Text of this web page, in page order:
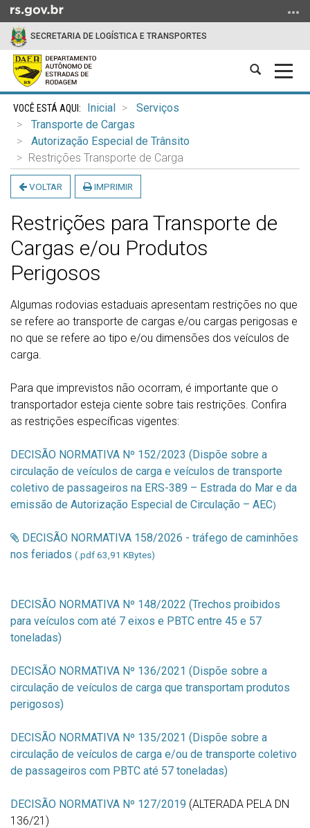
para
conteúdo
para
menu
para
busca
SECRETARIA DE LOGÍSTICA E TRANSPORTES
Abrir
Início
conteúdo
Inicial
Serviços
Transporte de Cargas
Autorização Especial de Trânsito
Restrições Transporte de Carga
VOLTAR IMPRIMIR
Restrições para Transporte de
Cargas e/ou Produtos
Perigosos
Algumas rodovias estaduais apresentam restrições no que
se refere ao transporte de cargas e/ou cargas perigosas e
no que se refere ao tipo e/ou dimensões dos veículos de
carga.
Para que imprevistos não ocorram, é importante que o
transportador esteja ciente sobre tais restrições. Confira
as restrições específicas vigentes:
DECISÃO NORMATIVA Nº 152/2023 (Dispõe sobre a
circulação de veículos de carga e veículos de transporte
coletivo de passageiros na ERS-389 – Estrada do Mar e da
emissão de Autorização Especial de Circulação – AEC)
DECISÃO NORMATIVA 158/2026 - tráfego de caminhões
nos feriados (.pdf 63,91 KBytes)
DECISÃO NORMATIVA Nº 148/2022 (Trechos proibidos
para veículos com até 7 eixos e PBTC entre 45 e 57
toneladas)
DECISÃO NORMATIVA Nº 136/2021 (Dispõe sobre a
circulação de veículos de carga que transportam produtos
perigosos)
DECISÃO NORMATIVA Nº 135/2021 (Dispõe sobre a
circulação de veículos de carga e/ou de transporte coletivo
de passageiros com PBTC até 57 toneladas)
DECISÃO NORMATIVA Nº 127/2019 (ALTERADA PELA DN
136/21)